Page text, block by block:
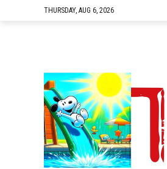
THURSDAY, AUG 6, 2026